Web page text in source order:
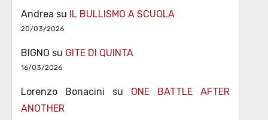
Andrea su IL BULLISMO A SCUOLA
20/03/2026
BIGNO su GITE DI QUINTA
16/03/2026
Lorenzo Bonacini su ONE BATTLE AFTER
ANOTHER